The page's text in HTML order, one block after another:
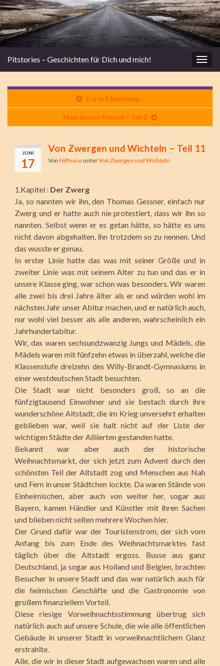
Pitstories – Geschichten für Dich und mich!
Kurze Eilmeldung…
Mein bester Freund – Teil 2
JUNI
17
Von Zwergen und Wichteln – Teil 11
Von NiffnaseunterVon Zwergen und Wichteln
1.Kapitel : Der Zwerg
Ja, so nannten wir ihn, den Thomas Gessner, einfach nur
Zwerg und er hatte auch nie protestiert, dass wir ihn so
nannten. Selbst wenn er es getan hätte, so hätte es uns
nicht davon abgehalten, ihn trotzdem so zu nennen. Und
das wusste er genau.
In erster Linie hatte das was mit seiner Größe und in
zweiter Linie was mit seinem Alter zu tun und das er in
unsere Klasse ging, war schon was besonders. Wir waren
alle zwei bis drei Jahre älter als er und würden wohl im
nächsten Jahr unser Abitur machen, und er natürlich auch,
nur wohl viel besser als alle anderen, wahrscheinlich ein
Jahrhundertabitur.
Wir, das waren sechsundzwanzig Jungs und Mädels, die
Mädels waren mit fünfzehn etwas in überzahl, welche die
Klassenstufe dreizehn des Willy-Brandt-Gymnasiums in
einer westdeutschen Stadt besuchten.
Die Stadt war nicht besonders groß, so an die
fünfzigtausend Einwohner und sie bestach durch ihre
wunderschöne Altstadt, die im Krieg unversehrt erhalten
geblieben war, weil sie halt nicht auf der Liste der
wichtigen Städte der Alliierten gestanden hatte.
Bekannt war aber auch der historische
Weihnachtsmarkt, der sich jetzt zum Advent durch den
schönsten Teil der Altstadt zog und Menschen aus Nah
und Fern in unser Städtchen lockte. Da waren Stände von
Einheimischen, aber auch von weiter her, sogar aus
Bayern, kamen Händler und Künstler mit ihren Sachen
und blieben nicht selten mehrere Wochen hier.
Der Grund dafür war der Touristenstrom, der sich vom
Anfang bis zum Ende des Weihnachtsmarktes fast
täglich über die Altstadt ergoss. Busse aus ganz
Deutschland, ja sogar aus Holland und Belgien, brachten
Besucher in unsere Stadt und das war natürlich auch für
die heimischen Geschäfte und die Gastronomie von
großem finanziellem Vorteil.
Diese riesige Vorweihnachtsstimmung übertrug sich
natürlich auch auf unsere Schule, die wie alle öffentlichen
Gebäude in unserer Stadt in vorweihnachtlichem Glanz
erstrahlte.
Alle, die wir in dieser Stadt aufgewachsen waren und alle